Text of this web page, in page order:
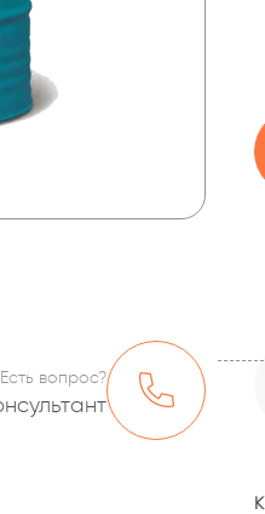
Есть вопрос?